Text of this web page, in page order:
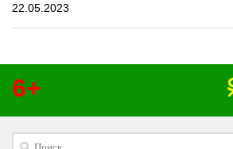
22.05.2023
6+
Найти: